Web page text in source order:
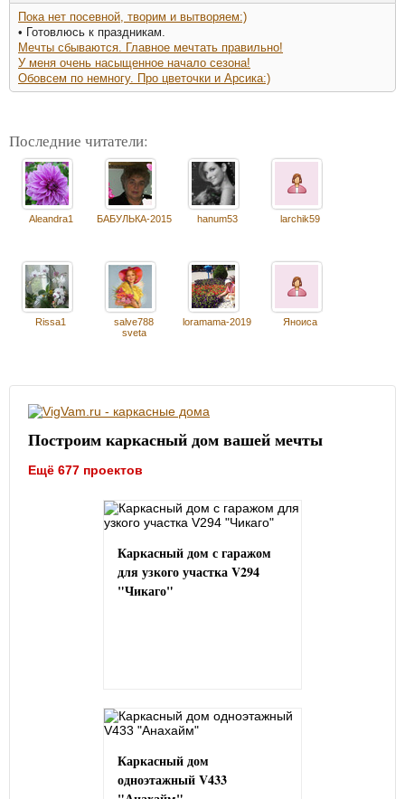
Пока нет посевной, творим и вытворяем:)
• Готовлюсь к праздникам.
Мечты сбываются. Главное мечтать правильно!
У меня очень насыщенное начало сезона!
Обовсем по немногу. Про цветочки и Арсика:)
Последние читатели:
Aleandra1 БАБУЛЬКА-2015 hanum53 larchik59
Rissa1
salve788
sveta
loramama-2019 Яноиса
Построим каркасный дом вашей мечты
Ещё 677 проектов
Каркасный дом с гаражом
для узкого участка V294
"Чикаго"
Каркасный дом
одноэтажный V433